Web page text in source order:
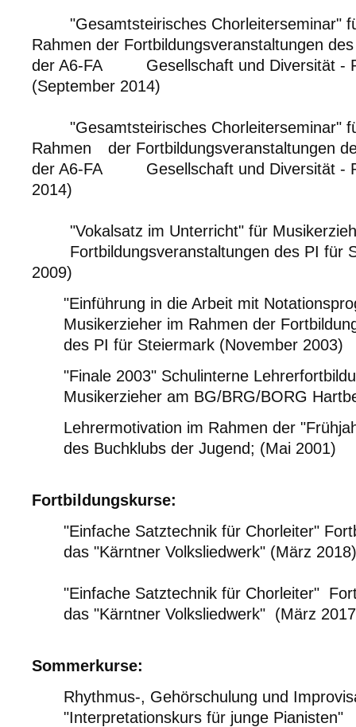
"Gesamtsteirisches Chorleiterseminar"
Rahmen der Fortbildungsveranstaltungen
der A6-FA
Gesellschaft und Diversität -
(September 2014)
"Gesamtsteirisches Chorleiterseminar"
Rahmen
der Fortbildungsveranstaltungen
der A6-FA
Gesellschaft und Diversität -
2014)
"Vokalsatz im Unterricht" für
Fortbildungsveranstaltungen des PI für
2009)
"Einführung in die Arbeit mit
Musikerzieher im Rahmen der
des PI für Steiermark (November 2003)
"Finale 2003" Schulinterne
Musikerzieher am BG/BRG/BORG
Lehrermotivation im Rahmen der
des Buchklubs der Jugend; (Mai 2001)
Fortbildungskurse:
"Einfache Satztechnik für Chorleiter"
das "Kärntner Volksliedwerk" (März 2018)
"Einfache Satztechnik für Chorleiter"
das "Kärntner Volksliedwerk" (März
Sommerkurse:
Rhythmus-, Gehörschulung und
"Interpretationskurs für junge Pianisten"